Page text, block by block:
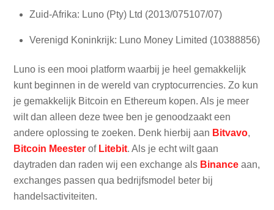
Zuid-Afrika: Luno (Pty) Ltd (2013/075107/07)
Verenigd Koninkrijk: Luno Money Limited (10388856)
Luno is een mooi platform waarbij je heel gemakkelijk
kunt beginnen in de wereld van cryptocurrencies. Zo kun
je gemakkelijk Bitcoin en Ethereum kopen. Als je meer
wilt dan alleen deze twee ben je genoodzaakt een
andere oplossing te zoeken. Denk hierbij aan Bitvavo,
Bitcoin Meester of Litebit. Als je echt wilt gaan
daytraden dan raden wij een exchange als Binance aan,
exchanges passen qua bedrijfsmodel beter bij
handelsactiviteiten.